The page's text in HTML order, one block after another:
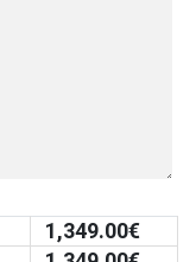
1,349.00€